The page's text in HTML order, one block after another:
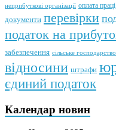
неприбуткові організації оплата праці
документи перевірки
податок на
забезпечення сільське господарство
відносини штрафи
єдиний податок
Календар новин